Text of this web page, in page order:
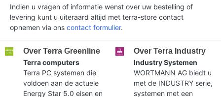
Indien u vragen of informatie wenst over uw bestelling of
levering kunt u uiteraard altijd met terra-store contact
opnemen via ons contact formulier.
Over Terra Greenline
Terra computers
Terra PC systemen die
voldoen aan de actuele
Energy Star 5.0 eisen en
Over Terra Industry
Industry Systemen
WORTMANN AG biedt u
met de INDUSTRY serie,
systemen met een